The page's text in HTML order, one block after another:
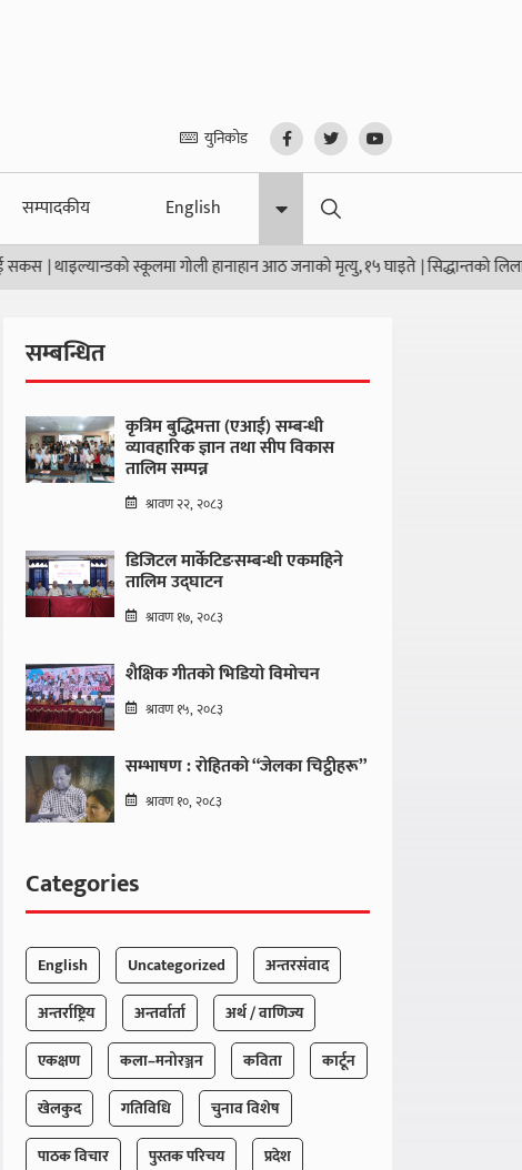
युनिकोड
सम्पादकीय
English
थाइल्यान्डको स्कूलमा गोली हानाहान आठ जनाको मृत्यु, १५ घाइते |सिद्धान्तको लिलाम,
सम्बन्धित
कृत्रिम बुद्धिमत्ता (एआई) सम्बन्धी
व्यावहारिक ज्ञान तथा सीप विकास
तालिम सम्पन्न
श्रावण २२, २०८३
डिजिटल मार्केटिङसम्बन्धी एकमहिने
तालिम उद्घाटन
श्रावण १७, २०८३
शैक्षिक गीतको भिडियो विमोचन
श्रावण १५, २०८३
सम्भाषण : रोहितको “जेलका चिट्ठीहरू”
श्रावण १०, २०८३
Categories
English Uncategorized
अन्तरसंवाद
अन्तर्राष्ट्रिय
अन्तर्वार्ता
अर्थ / वाणिज्य
एकक्षण
कला–मनोरञ्जन कविता
कार्टून
खेलकुद
गतिविधि
चुनाव विशेष
पाठक विचार
पुस्तक परिचय
प्रदेश